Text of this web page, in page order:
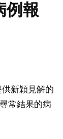
例報
新穎見解的
常結果的病